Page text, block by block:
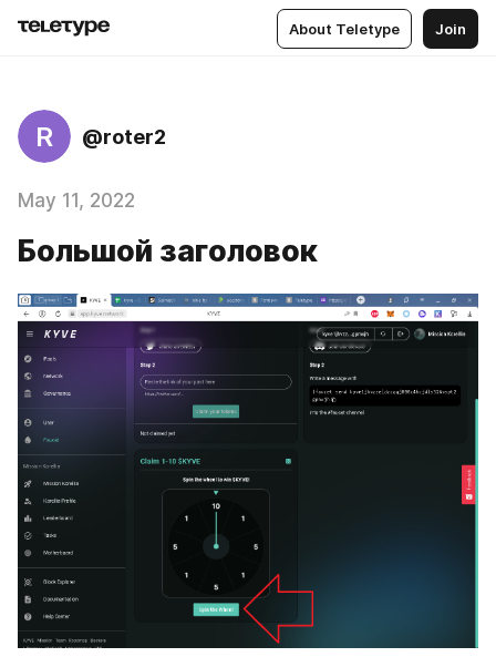
About Teletype Join
R @roter2
May 11, 2022
Большой заголовок